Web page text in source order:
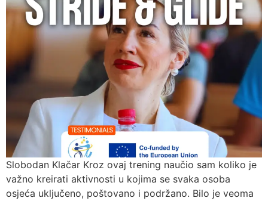
Slobodan Klačar Kroz ovaj trening naučio sam koliko je
važno kreirati aktivnosti u kojima se svaka osoba
osjeća uključeno, poštovano i podržano. Bilo je veoma